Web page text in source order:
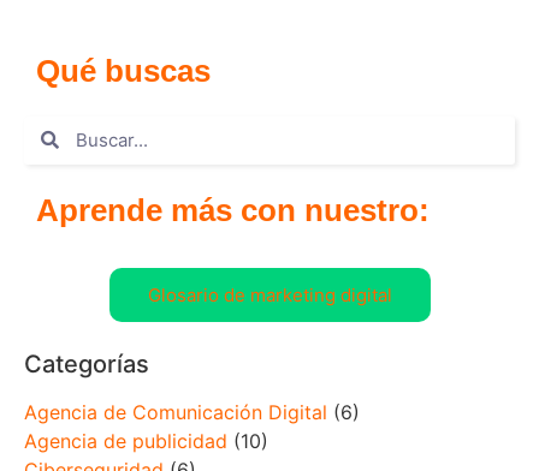
Qué buscas
Aprende más con nuestro:
Glosario de marketing digital
Categorías
Agencia de Comunicación Digital (6)
Agencia de publicidad (10)